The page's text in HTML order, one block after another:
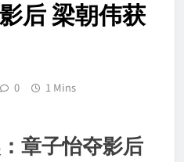
后 梁朝伟获
0 1 Mins
章子怡夺影后